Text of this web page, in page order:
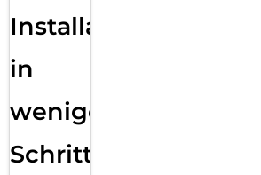
Installation
in
wenigen
Schritten